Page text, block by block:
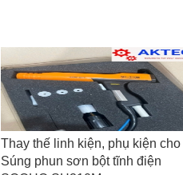
Thay thế linh kiện, phụ kiện cho
Súng phun sơn bột tĩnh điện